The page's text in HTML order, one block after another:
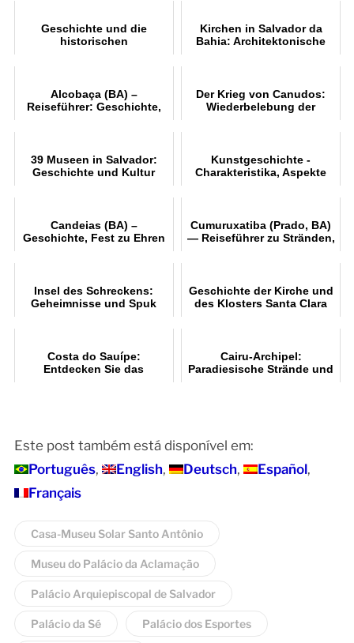
Geschichte und die
historischen
Kirchen in Salvador da
Bahia: Architektonische
Alcobaça (BA) –
Reiseführer: Geschichte,
Der Krieg von Canudos:
Wiederbelebung der
39 Museen in Salvador:
Geschichte und Kultur
Kunstgeschichte -
Charakteristika, Aspekte
Candeias (BA) –
Geschichte, Fest zu Ehren
Cumuruxatiba (Prado, BA)
— Reiseführer zu Stränden,
Insel des Schreckens:
Geheimnisse und Spuk
Geschichte der Kirche und
des Klosters Santa Clara
Costa do Sauípe:
Entdecken Sie das
Cairu-Archipel:
Paradiesische Strände und
Este post também está disponível em:
Português
English Deutsch
Español
Français
Casa-Museu Solar Santo Antônio
Museu do Palácio da Aclamação
Palácio Arquiepiscopal de Salvador
Palácio da Sé Palácio dos Esportes